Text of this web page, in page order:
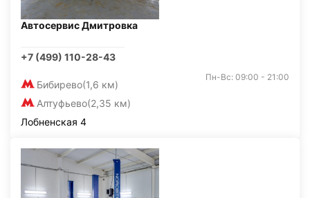
Автосервис Дмитровка
+7 (499) 110-28-43
Бибирево(1,6 км)
Алтуфьево(2,35 км)
Пн-Вс: 09:00 - 21:00
Лобненская 4